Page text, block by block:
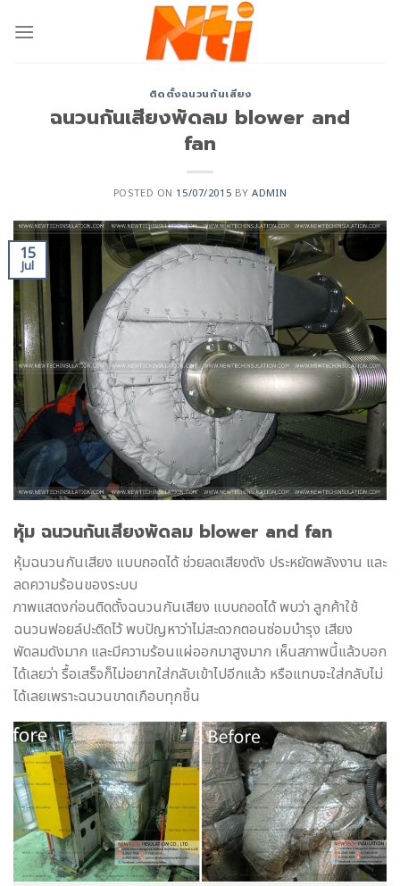
ติดตั้งฉนวนกันเสียง
ฉนวนกันเสียงพัดลม blower and
fan
POSTED ON 15/07/2015 BYADMIN
15
Jul
หุ้ม ฉนวนกันเสียงพัดลม blower and fan
หุ้มฉนวนกันเสียง แบบถอดได้ ช่วยลดเสียงดัง ประหยัดพลังงาน และ
ลดความร้อนของระบบ
ภาพแสดงก่อนติดตั้งฉนวนกันเสียง แบบถอดได้ พบว่า ลูกค้าใช้
ฉนวนฟอยล์ปะติดไว้ พบปัญหาว่าไม่สะดวกตอนซ่อมบำรุง เสียง
พัดลมดังมาก และมีความร้อนแผ่ออกมาสูงมาก เห็นสภาพนี้แล้วบอก
ได้เลยว่า รื้อเสร็จก็ไม่อยากใส่กลับเข้าไปอีกแล้ว หรือแทบจะใส่กลับไม่
ได้เลยเพราะฉนวนขาดเกือบทุกชิ้น